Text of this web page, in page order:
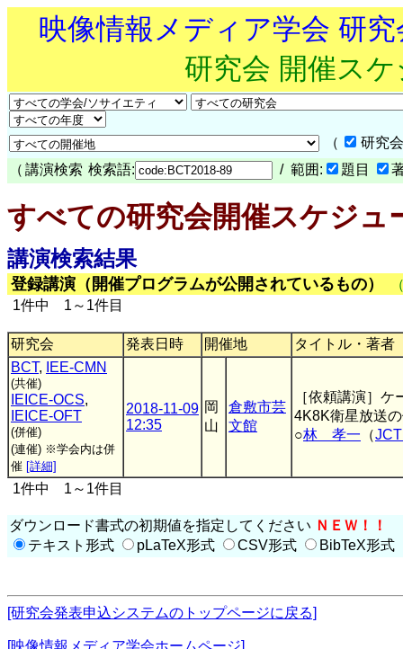
映像情報メディア学会 研
研究会 開催ス
（
研究
（ 講演検索 検索語: / 範囲: 題目
すべての研究会開催スケジュ
講演検索結果
登録講演（開催プログラムが公開されているもの）
1件中 1～1件目
研究会 発表日時 開催地
タイトル・著者
BCT, IEE-CMN
(共催)
IEICE-OCS,
IEICE-OFT
(併催)
(連催) ※学会内は併
催 [詳細]
2018-11-09
12:35
岡
山
倉敷市芸
文館
［依頼講演］
4K8K衛星放送
○林 孝一 （
1件中 1～1件目
ダウンロード書式の初期値を指定してください ＮＥＷ！！
テキスト形式
pLaTeX形式 CSV形式 BibTeX形式
[研究会発表申込システムのトップページに戻る]
[映像情報メディア学会ホームページ]